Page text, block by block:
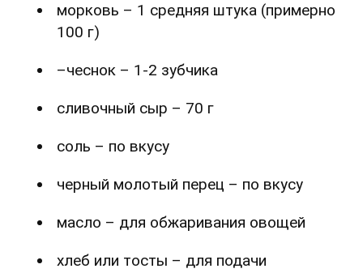
морковь – 1 средняя штука (примерно
100 г)
–чеснок – 1-2 зубчика
сливочный сыр – 70 г
соль – по вкусу
черный молотый перец – по вкусу
масло – для обжаривания овощей
хлеб или тосты – для подачи